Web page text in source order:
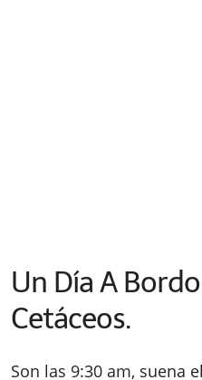
Un Día A
Cetáceos.
Son las 9:30 am, suena